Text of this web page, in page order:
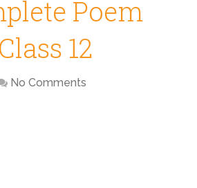
Poem
12
No Comments